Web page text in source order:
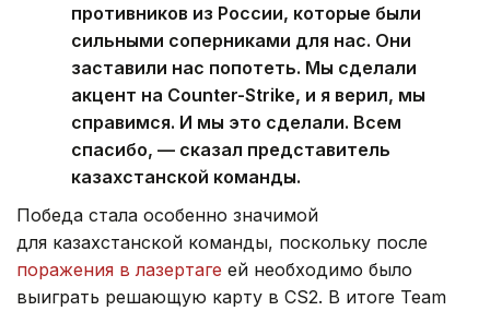
противников из России, которые были
сильными соперниками для нас. Они
заставили нас попотеть. Мы сделали
акцент на Counter-Strike, и я верил, мы
справимся. И мы это сделали. Всем
спасибо, — сказал представитель
казахстанской команды.
Победа стала особенно значимой
для казахстанской команды, поскольку после
поражения в лазертаге ей необходимо было
выиграть решающую карту в CS2. В итоге Team